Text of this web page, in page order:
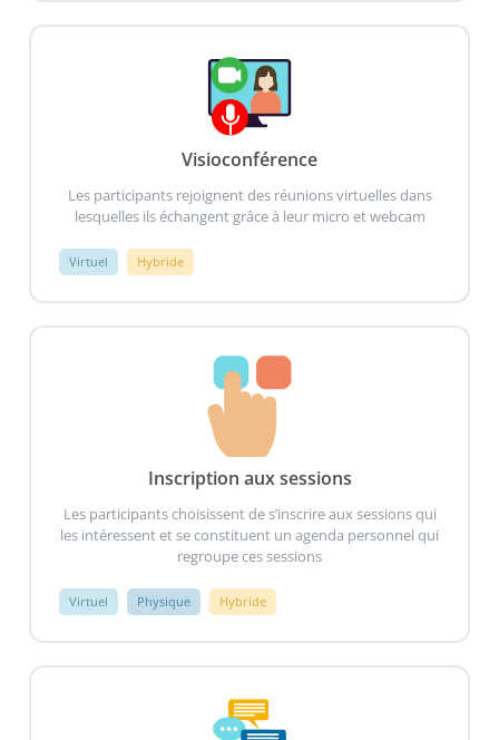
Visioconférence
Les participants rejoignent des réunions virtuelles dans
lesquelles ils échangent grâce à leur micro et webcam
Virtuel Hybride
Inscription aux sessions
Les participants choisissent de s’inscrire aux sessions qui
les intéressent et se constituent un agenda personnel qui
regroupe ces sessions
Virtuel Physique Hybride